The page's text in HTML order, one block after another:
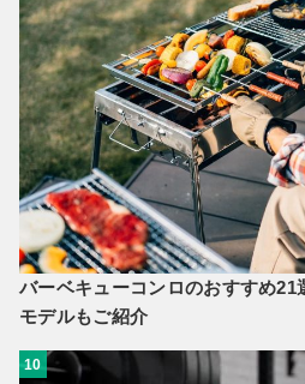
バーベキューコンロのおすすめ
モデルもご紹介
10